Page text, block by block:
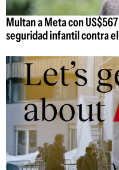
Multan a Meta con
seguridad infantil contra